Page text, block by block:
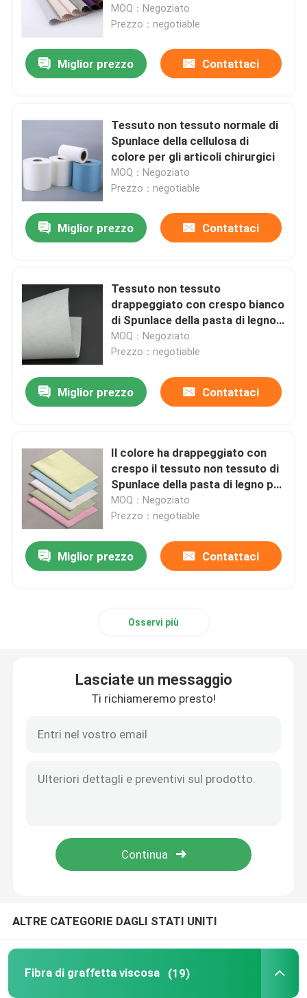
Prodotti
preoccupa le strofinate
MOQ：Negoziato
Prezzo：negotiable
Miglior prezzo Contattaci
Tessuto non tessuto normale di
Spunlace della cellulosa di
colore per gli articoli chirurgici
MOQ：Negoziato
Prezzo：negotiable
Miglior prezzo Contattaci
Tessuto non tessuto
drappeggiato con crespo bianco
di Spunlace della pasta di legno
per olio resistente medio
MOQ：Negoziato
Prezzo：negotiable
Miglior prezzo Contattaci
Il colore ha drappeggiato con
crespo il tessuto non tessuto di
Spunlace della pasta di legno per
medio - olio resistente
MOQ：Negoziato
Prezzo：negotiable
Miglior prezzo Contattaci
Osservi più
Lasciate un messaggio
Ti richiameremo presto!
ALTRE CATEGORIE DAGLI STATI UNITI
Fibra di graffetta viscosa (19)